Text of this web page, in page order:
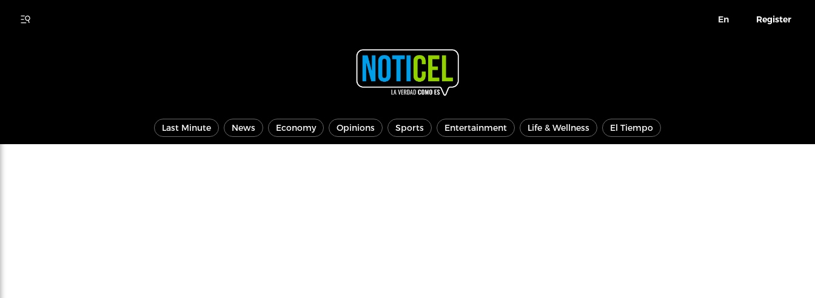
En Register
Last Minute News Economy Opinions Sports Entertainment Life & Wellness El Tiempo